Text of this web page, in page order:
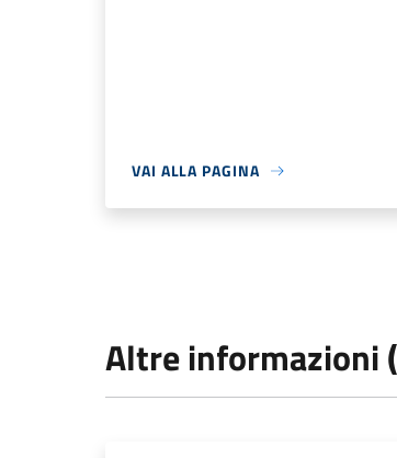
VAI ALLA PAGINA
Altre informazioni